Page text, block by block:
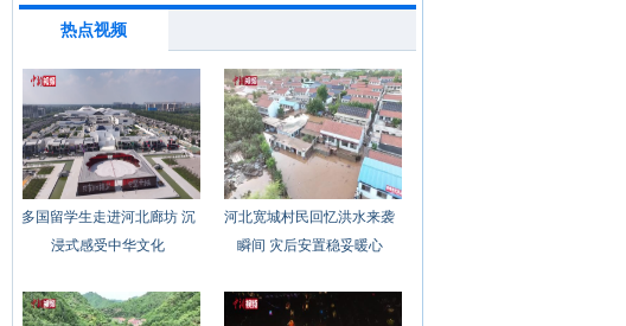
热点视频
多国留学生走进河北廊坊 沉
浸式感受中华文化
河北宽城村民回忆洪水来袭
瞬间 灾后安置稳妥暖心